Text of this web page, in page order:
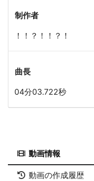
制作者
！！？！！？！
曲長
04分03.722秒
動画情報
動画の作成履歴